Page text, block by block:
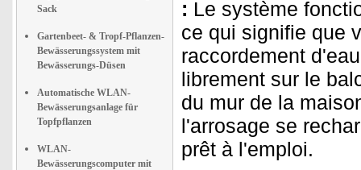
Sack
Gartenbeet- & Tropf-Pflanzen-
Bewässerungssystem mit
Bewässerungs-Düsen
Automatische WLAN-
Bewässerungsanlage für
Topfpflanzen
WLAN-
Bewässerungscomputer mit
: Le système
ce qui signifie que
raccordement
librement sur le
du mur de la
l'arrosage se
prêt à l'emploi.